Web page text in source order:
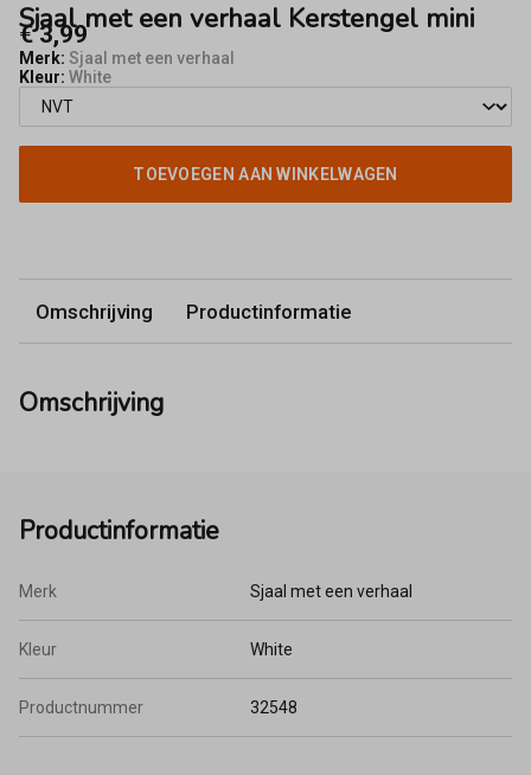
Sjaal met een verhaal Kerstengel mini
€ 3,99
Merk: Sjaal met een verhaal
Kleur: White
TOEVOEGEN AAN WINKELWAGEN
Omschrijving Productinformatie
Omschrijving
Productinformatie
Merk Sjaal met een verhaal
Kleur White
Productnummer 32548